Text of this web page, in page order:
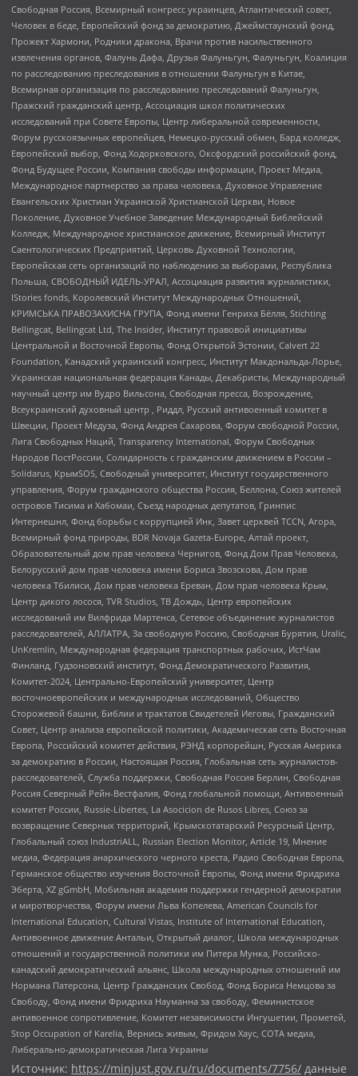
Свободная Россия, Всемирный конгресс украинцев, Атлантический совет,
Человек в беде, Европейский фонд за демократию, Джеймстаунский фонд,
Прожект Хармони, Родники дракона, Врачи против насильственного
извлечения органов, Фалунь Дафа, Друзья Фалуньгун, Фалуньгун, Коалиция
по расследованию преследования в отношении Фалуньгун в Китае,
Всемирная организация по расследованию преследований Фалуньгун,
Пражский гражданский центр, Ассоциация школ политических
исследований при Совете Европы, Центр либеральной современности,
Форум русскоязычных европейцев, Немецко-русский обмен, Бард колледж,
Европейский выбор, Фонд Ходорковского, Оксфордский российский фонд,
Фонд Будущее России, Компания свободы информации, Проект Медиа,
Международное партнерство за права человека, Духовное Управление
Евангельских Христиан Украинской Христианской Церкви, Новое
Поколение, Духовное Учебное Заведение Международный Библейский
Колледж, Международное христианское движение, Всемирный Институт
Саентологических Предприятий, Церковь Духовной Технологии,
Европейская сеть организаций по наблюдению за выборами, Республика
Польша, СВОБОДНЫЙ ИДЕЛЬ-УРАЛ, Ассоциация развития журналистики,
IStories fonds, Королевский Институт Международных Отношений,
КРИМСЬКА ПРАВОЗАХИСНА ГРУПА, Фонд имени Генриха Бёлля, Stichting
Bellingcat, Bellingcat Ltd, The Insider, Институт правовой инициативы
Центральной и Восточной Европы, Фонд Открытой Эстонии, Calvert 22
Foundation, Канадский украинский конгресс, Институт Макдональда-Лорье,
Украинская национальная федерация Канады, Декабристы, Международный
научный центр им Вудро Вильсона, Свободная пресса, Возрождение,
Всеукраинский духовный центр , Риддл, Русский антивоенный комитет в
Швеции, Проект Медуза, Фонд Андрея Сахарова, Форум свободной России,
Лига Свободных Наций, Transparеncy International, Форум Свободных
Народов ПостРоссии, Солидарность с гражданским движением в России –
Solidarus, КрымSOS, Свободный университет, Институт государственного
управления, Форум гражданского общества Россия, Беллона, Союз жителей
островов Тисима и Хабомаи, Съезд народных депутатов, Гринпис
Интернешнл, Фонд борьбы с коррупцией Инк, Завет церквей TCCN, Агора,
Всемирный фонд природы, BDR Novaja Gazeta-Europe, Алтай проект,
Образовательный дом прав человека Чернигов, Фонд Дом Прав Человека,
Белорусский дом прав человека имени Бориса Звозскова, Дом прав
человека Тбилиси, Дом прав человека Ереван, Дом прав человека Крым,
Центр дикого лосося, TVR Studios, ТВ Дождь, Центр европейских
исследований им Вилфрида Мартенса, Сетевое объединение журналистов
расследователей, АЛЛАТРА, За свободную Россию, Свободная Бурятия, Uralic,
UnKremlin, Международная федерация транспортных рабочих, ИстЧам
Финланд, Гудзоновский институт, Фонд Демократического Развития,
Комитет-2024, Центрально-Европейский университет, Центр
восточноевропейских и международных исследований, Общество
Сторожевой башни, Библии и трактатов Свидетелей Иеговы, Гражданский
Совет, Центр анализа европейской политики, Академическая сеть Восточная
Европа, Российский комитет действия, РЭНД корпорейшн, Русская Америка
за демократию в России, Настоящая Россия, Глобальная сеть журналистов-
расследователей, Служба поддержки, Свободная Россия Берлин, Свободная
Россия Северный Рейн-Вестфалия, Фонд глобальной помощи, Антивоенный
комитет России, Russie-Libertes, La Asocicion de Rusos Libres, Союз за
возвращение Северных территорий, Крымскотатарский Ресурсный Центр,
Глобальный союз IndustriALL, Russian Election Monitor, Article 19, Мнение
медиа, Федерация анархического черного креста, Радио Свободная Европа,
Германское общество изучения Восточной Европы, Фонд имени Фридриха
Эберта, XZ gGmbH, Мобильная академия поддержки гендерной демократии
и миротворчества, Форум имени Льва Копелева, American Councils for
International Education, Cultural Vistas, Institute of International Education,
Антивоенное движение Антальи, Открытый диалог, Школа международных
отношений и государственной политики им Питера Мунка, Российско-
канадский демократический альянс, Школа международных отношений им
Нормана Патерсона, Центр Гражданских Свобод, Фонд Бориса Немцова за
Свободу, Фонд имени Фридриха Науманна за свободу, Феминистское
антивоенное сопротивление, Комитет независимости Ингушетии, Прометей,
Stop Occupation of Karelia, Вернись живым, Фридом Хаус, СОТА медиа,
Либерально-демократическая Лига Украины
Источник: https://minjust.gov.ru/ru/documents/7756/ данные